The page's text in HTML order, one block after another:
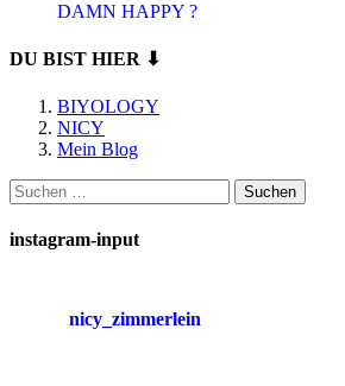
DAMN HAPPY ?
DU BIST HIER ⬇
BIYOLOGY
NICY
Mein Blog
Suchen
nach:
instagram-input
nicy_zimmerlein